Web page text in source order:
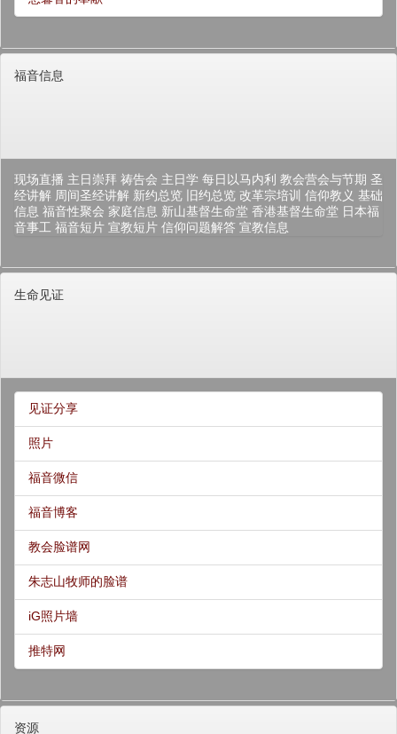
福音信息
现场直播 主日崇拜 祷告会 主日学 每日以马内利 教会营会与节期 圣
经讲解 周间圣经讲解 新约总览 旧约总览 改革宗培训 信仰教义 基础
信息 福音性聚会 家庭信息 新山基督生命堂 香港基督生命堂 日本福
音事工 福音短片 宣教短片 信仰问题解答 宣教信息
生命见证
见证分享
照片
福音微信
福音博客
教会脸谱网
朱志山牧师的脸谱
iG照片墙
推特网
资源